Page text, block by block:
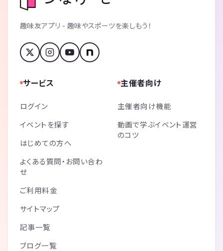
趣味友アプリ - 趣味やスポーツを楽しもう！
サービス
ログイン
イベントを探す
はじめての方へ
よくある質問・お問い合わ
せ
ご利用料金
サイトマップ
記事一覧
ブログ一覧
主催者向け
主催者向け機能
動画で学ぶイベント運営
のコツ